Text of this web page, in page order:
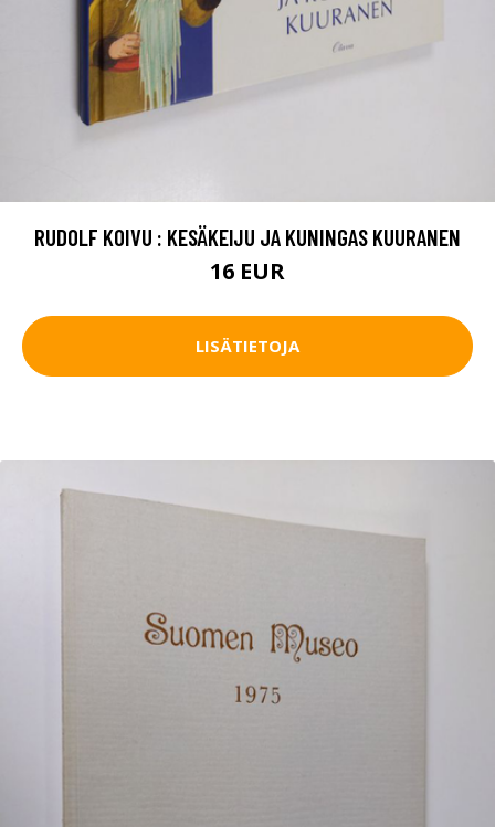
RUDOLF KOIVU : KESÄKEIJU JA KUNINGAS KUURANEN
16 EUR
LISÄTIETOJA